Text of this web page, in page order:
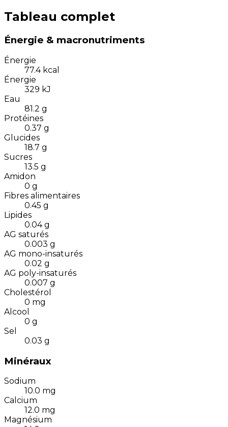
Tableau complet
Énergie & macronutriments
Énergie
77.4 kcal
Énergie
329 kJ
Eau
81.2 g
Protéines
0.37 g
Glucides
18.7 g
Sucres
13.5 g
Amidon
0 g
Fibres alimentaires
0.45 g
Lipides
0.04 g
AG saturés
0.003 g
AG mono-insaturés
0.02 g
AG poly-insaturés
0.007 g
Cholestérol
0 mg
Alcool
0 g
Sel
0.03 g
Minéraux
Sodium
10.0 mg
Calcium
12.0 mg
Magnésium